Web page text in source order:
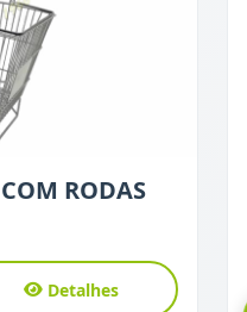
RODAS
Detalhes